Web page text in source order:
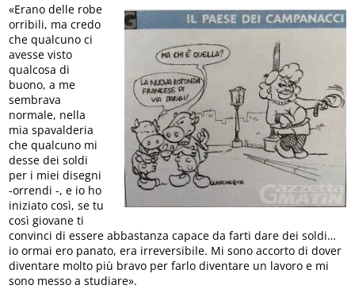
«Erano delle robe
orribili, ma credo
che qualcuno ci
avesse visto
qualcosa di
buono, a me
sembrava
normale, nella
mia spavalderia
che qualcuno mi
desse dei soldi
per i miei disegni
-orrendi -, e io ho
iniziato così, se tu
così giovane ti
convinci di essere abbastanza capace da farti dare dei soldi…
io ormai ero panato, era irreversibile. Mi sono accorto di dover
diventare molto più bravo per farlo diventare un lavoro e mi
sono messo a studiare».